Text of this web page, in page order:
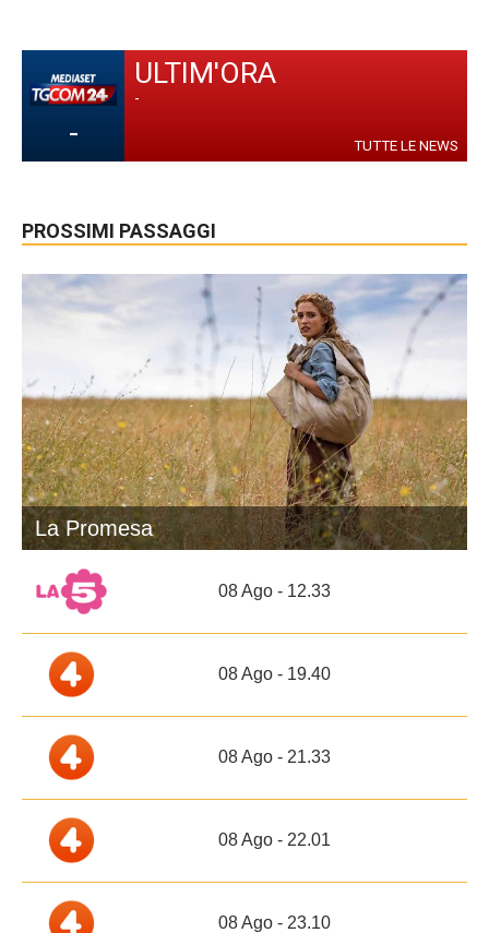
-
ULTIM'ORA
-
TUTTE LE NEWS
PROSSIMI PASSAGGI
La Promesa
08 Ago - 12.33
08 Ago - 19.40
08 Ago - 21.33
08 Ago - 22.01
08 Ago - 23.10